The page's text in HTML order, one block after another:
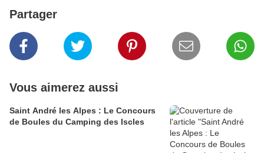
Partager
Vous aimerez aussi
Saint André les Alpes : Le Concours
de Boules du Camping des Iscles